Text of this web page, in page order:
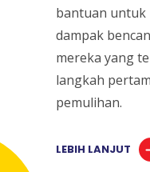
bantuan untuk
dampak
mereka yang
langkah
pemulihan.
LEBIH LANJUT